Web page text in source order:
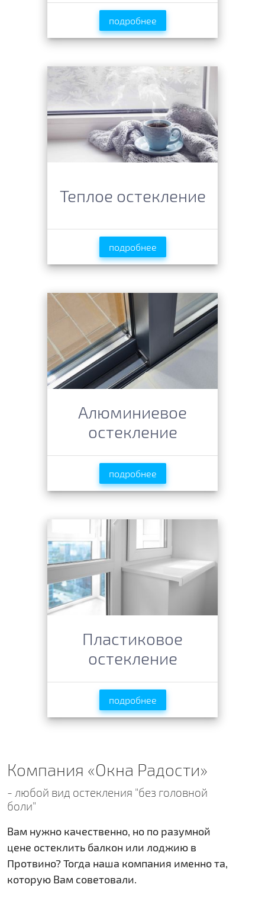
подробнее
Теплое остекление
подробнее
Алюминиевое
остекление
подробнее
Пластиковое
остекление
подробнее
Компания «Окна Радости»
- любой вид остекления "без головной
боли"
Вам нужно качественно, но по разумной
цене остеклить балкон или лоджию в
Протвино? Тогда наша компания именно та,
которую Вам советовали.